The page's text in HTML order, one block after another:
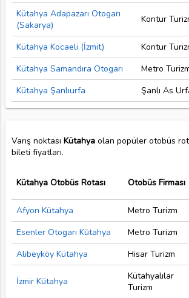
Kütahya Adapazarı Otogarı
(Sakarya)
Kontur
Kütahya Kocaeli (İzmit) Kontur
Kütahya Samandıra Otogarı
Metro
Kütahya Şanlıurfa
Şanlı As
Varış noktası Kütahyaolan popüler otobüs
bileti fiyatları.
Kütahya Otobüs Rotası Otobüs Firması
Afyon Kütahya
Metro Turizm
Esenler Otogarı Kütahya
Metro Turizm
Alibeyköy Kütahya
Hisar Turizm
İzmir Kütahya
Kütahyalılar
Turizm